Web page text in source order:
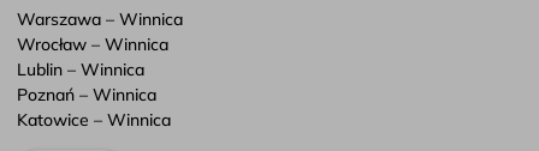
Warszawa – Winnica
Wrocław – Winnica
Lublin – Winnica
Poznań – Winnica
Katowice – Winnica